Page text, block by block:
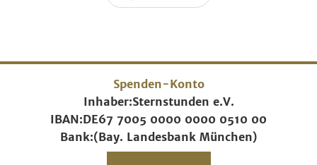
Spenden-Konto
Inhaber:Sternstunden e.V.
IBAN:DE67 7005 0000 0000 0510 00
Bank:(Bay. Landesbank München)